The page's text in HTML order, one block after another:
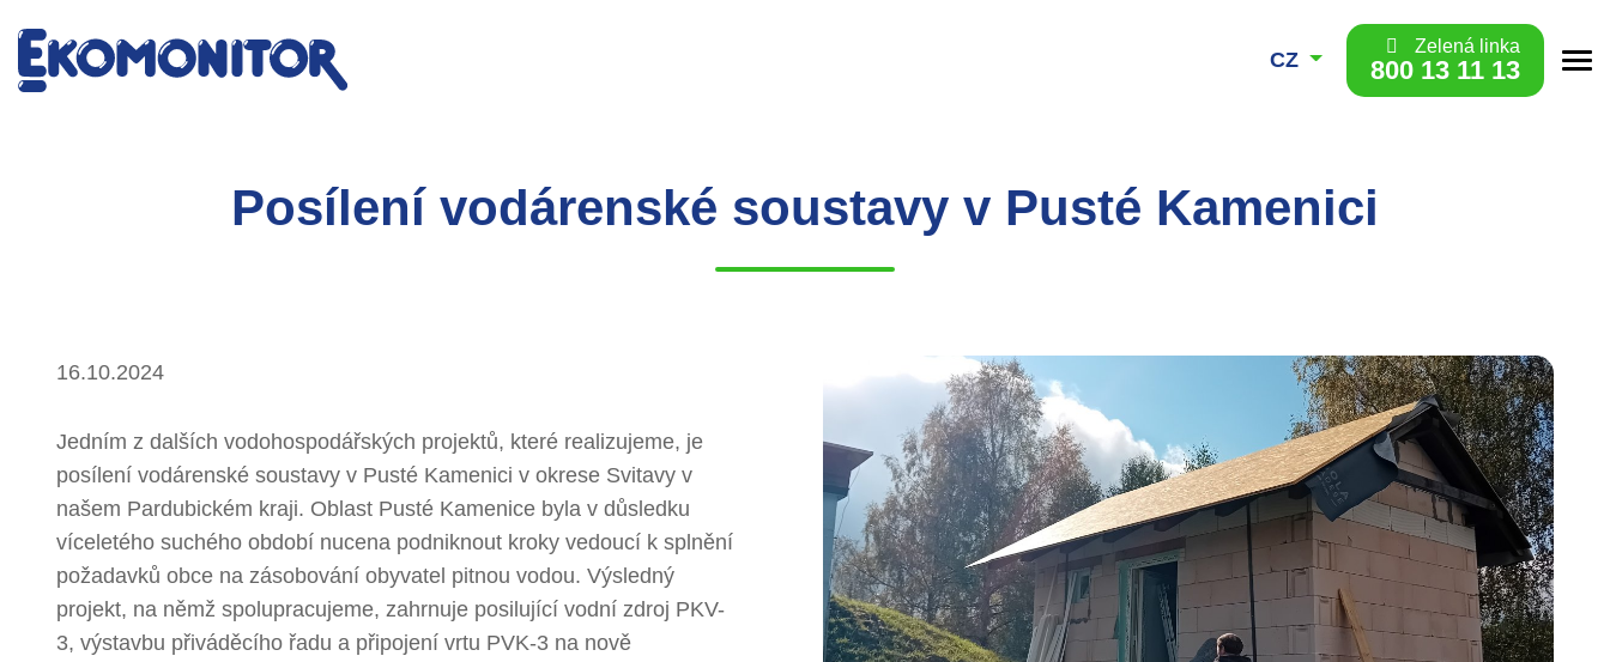
CZ
Zelená linka
800 13 11 13
Posílení vodárenské soustavy v Pusté Kamenici
16.10.2024
Jedním z dalších vodohospodářských projektů, které realizujeme, je
posílení vodárenské soustavy v Pusté Kamenici v okrese Svitavy v
našem Pardubickém kraji. Oblast Pusté Kamenice byla v důsledku
víceletého suchého období nucena podniknout kroky vedoucí k splnění
požadavků obce na zásobování obyvatel pitnou vodou. Výsledný
projekt, na němž spolupracujeme, zahrnuje posilující vodní zdroj PKV-
3, výstavbu přiváděcího řadu a připojení vrtu PVK-3 na nově